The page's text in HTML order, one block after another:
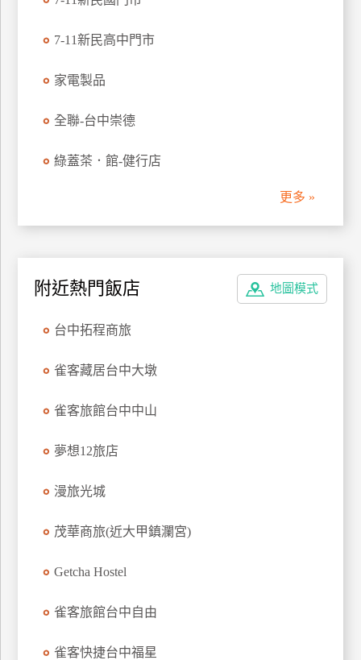
商
7-11新民高中門市
家電製品
全聯-台中崇德
綠蓋茶．館-健行店
更多 »
地圖模式
附近熱門飯店
台中拓程商旅
雀客藏居台中大墩
雀客旅館台中中山
夢想12旅店
漫旅光城
茂華商旅(近大甲鎮瀾宮)
Getcha Hostel
雀客旅館台中自由
雀客快捷台中福星